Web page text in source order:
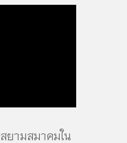
สยามสมาคมใน